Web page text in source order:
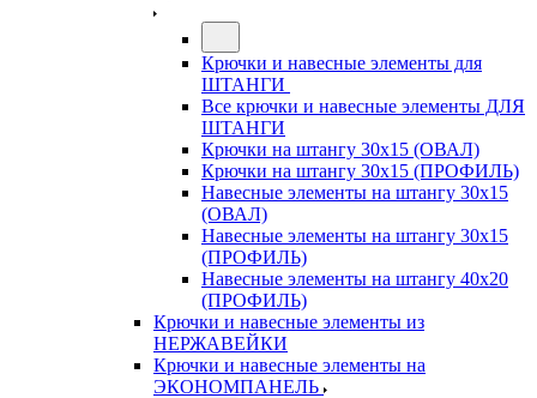
Крючки и навесные элементы для
ШТАНГИ
Все крючки и навесные элементы ДЛЯ
ШТАНГИ
Крючки на штангу 30х15 (ОВАЛ)
Крючки на штангу 30х15 (ПРОФИЛЬ)
Навесные элементы на штангу 30х15
(ОВАЛ)
Навесные элементы на штангу 30х15
(ПРОФИЛЬ)
Навесные элементы на штангу 40х20
(ПРОФИЛЬ)
Крючки и навесные элементы из
НЕРЖАВЕЙКИ
Крючки и навесные элементы на
ЭКОНОМПАНЕЛЬ